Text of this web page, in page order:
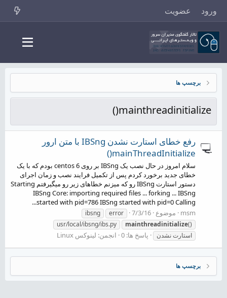
ورود عضویت
برچسپ ها
mainthreadinitialize()
رفع خطای استارت نشدن IBSng با متن ارور
mainThreadInitialize()
سلام امروز در حال نصب یک IBSng بر روی centos 6 بودم که با یک
خطای جدید برخورد کردم پس از تکمیل فرایند نصب و زمان اجرای
دستور استارت IBSng رو که میزنم خطاهای زیر رو میگیرفتم Starting
IBSng Core: importing required files ... forking ... IBSng
started with pid=786 IBSng started with pid=0 Calling...
msm
موضوع 7/3/16
error
ibsng
mainthreadinitialize()
usr/local/ibsng/ibs.py
استارت نشدن
پاسخ ها: 0 انجمن: لینوکس Linux
برچسپ ها